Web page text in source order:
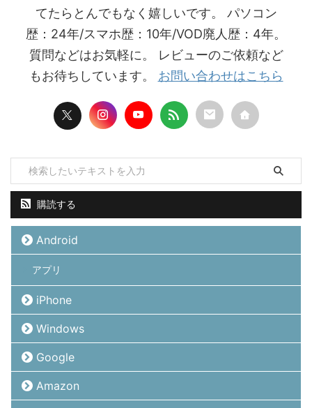
てたらとんでもなく嬉しいです。 パソコン
歴：24年/スマホ歴：10年/VOD廃人歴：4年。
質問などはお気軽に。 レビューのご依頼など
もお待ちしています。 お問い合わせはこちら
購読する
Android
アプリ
iPhone
Windows
Google
Amazon